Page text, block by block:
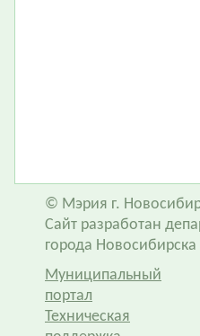
© Мэрия г.
Сайт разработан
города Новосибирска
Муниципальный
портал
Техническая